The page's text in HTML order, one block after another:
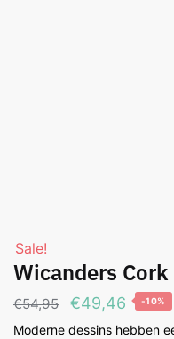
Sale!
Wicanders
€54,95
prijs
€49,46 Huidige
prijs
-10%
Moderne dessins hebben